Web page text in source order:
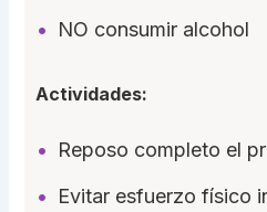
NO consumir alcohol
Actividades:
Reposo completo el
Evitar esfuerzo físico